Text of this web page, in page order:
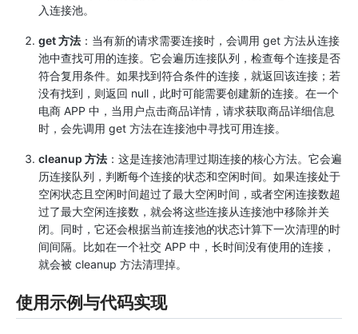
入连接池。
get 方法 ：当有新的请求需要连接时，会调用 get 方法从连接
池中查找可用的连接。它会遍历连接队列，检查每个连接是否
符合复用条件。如果找到符合条件的连接，就返回该连接；若
没有找到，则返回 null，此时可能需要创建新的连接。在一个
电商 APP 中，当用户点击商品详情，请求获取商品详细信息
时，会先调用 get 方法在连接池中寻找可用连接。
cleanup 方法 ：这是连接池清理过期连接的核心方法。它会遍
历连接队列，判断每个连接的状态和空闲时间。如果连接处于
空闲状态且空闲时间超过了最大空闲时间，或者空闲连接数超
过了最大空闲连接数，就会将这些连接从连接池中移除并关
闭。同时，它还会根据当前连接池的状态计算下一次清理的时
间间隔。比如在一个社交 APP 中，长时间没有使用的连接，
就会被 cleanup 方法清理掉。
使用示例与代码实现